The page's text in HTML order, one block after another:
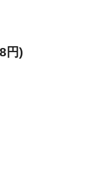
円)